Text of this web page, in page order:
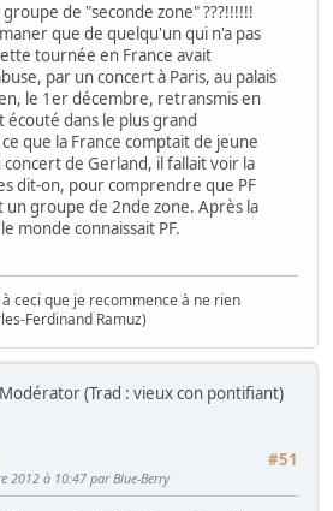
de "seconde zone" ???!!!!!!
que de quelqu'un qui n'a pas
tournée en France avait
par un concert à Paris, au palais
le 1er décembre, retransmis en
dans le plus grand
que la France comptait de jeune
de Gerland, il fallait voir la
dit-on, pour comprendre que PF
un groupe de 2nde zone. Après la
monde connaissait PF.
ceci que je recommence à ne rien
Ferdinand Ramuz)
(Trad : vieux con pontifiant)
#51
2012 à 10:47 par Blue-Berry